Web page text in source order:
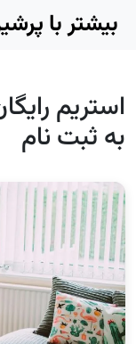
Skip to main content
بیشتر با
استریم
به ثبت نام